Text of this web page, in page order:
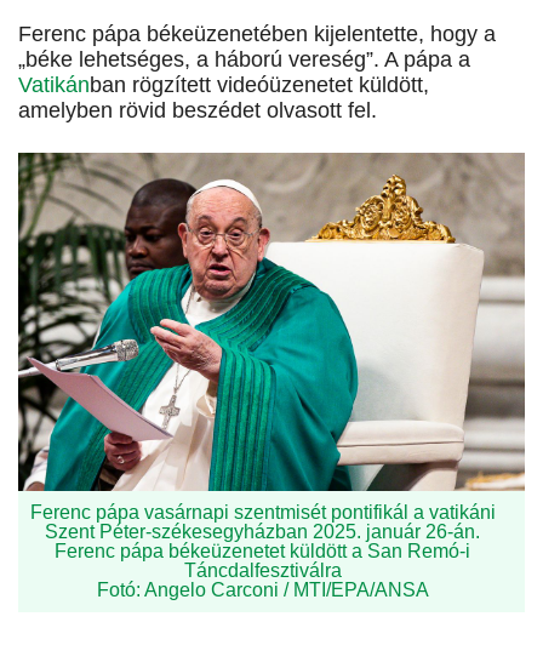
Ferenc pápa békeüzenetében kijelentette, hogy a
„béke lehetséges, a háború vereség”. A pápa a
Vatikánban rögzített videóüzenetet küldött,
amelyben rövid beszédet olvasott fel.
Ferenc pápa vasárnapi szentmisét pontifikál a vatikáni
Szent Péter-székesegyházban 2025. január 26-án.
Ferenc pápa békeüzenetet küldött a San Remó-i
Táncdalfesztiválra
Fotó: Angelo Carconi / MTI/EPA/ANSA